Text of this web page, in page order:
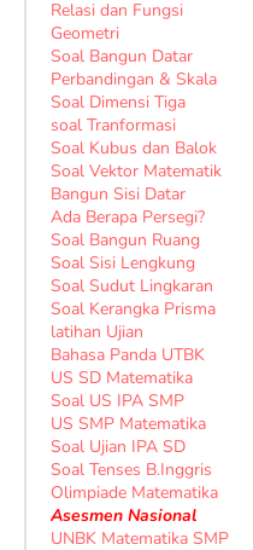
Relasi dan Fungsi
Geometri
Soal Bangun Datar
Perbandingan & Skala
Soal Dimensi Tiga
soal Tranformasi
Soal Kubus dan Balok
Soal Vektor Matematik
Bangun Sisi Datar
Ada Berapa Persegi?
Soal Bangun Ruang
Soal Sisi Lengkung
Soal Sudut Lingkaran
Soal Kerangka Prisma
latihan Ujian
Bahasa Panda UTBK
US SD Matematika
Soal US IPA SMP
US SMP Matematika
Soal Ujian IPA SD
Soal Tenses B.Inggris
Olimpiade Matematika
Asesmen Nasional
UNBK Matematika SMP